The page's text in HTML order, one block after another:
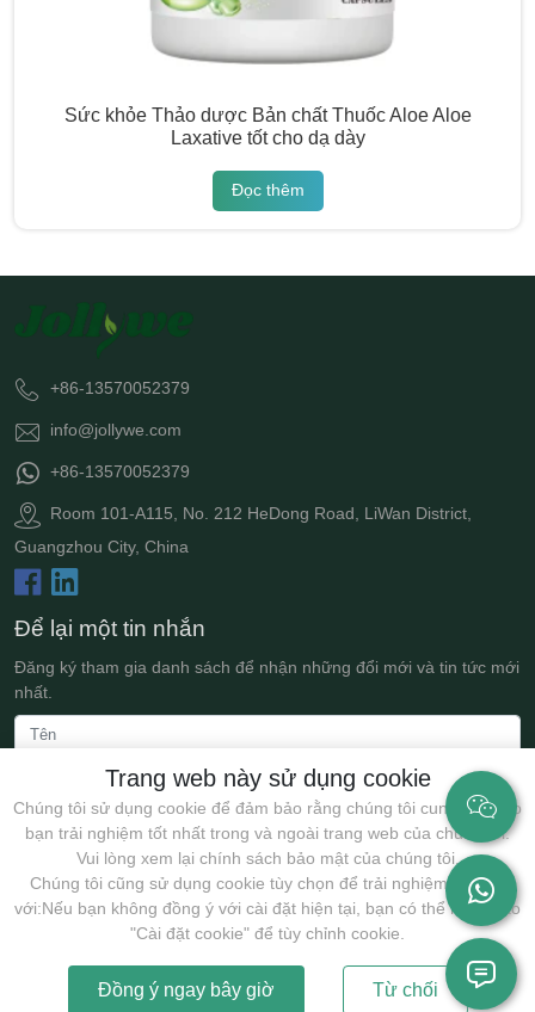
Sức khỏe Thảo dược Bản chất Thuốc Aloe Aloe
Laxative tốt cho dạ dày
Đọc thêm
Trang web này sử dụng cookie
Chúng tôi sử dụng cookie để đảm bảo rằng chúng tôi cung cấp cho
bạn trải nghiệm tốt nhất trong và ngoài trang web của chúng tôi.
Vui lòng xem lại chính sách bảo mật của chúng tôi.
Chúng tôi cũng sử dụng cookie tùy chọn để trải nghiệm tốt hơn
với:Nếu bạn không đồng ý với cài đặt hiện tại, bạn có thể nhấp vào
"Cài đặt cookie" để tùy chỉnh cookie.
Đồng ý ngay bây giờ Từ chối
+86-13570052379
info@jollywe.com
+86-13570052379
Room 101-A115, No. 212 HeDong Road, LiWan District,
Guangzhou City, China
Để lại một tin nhắn
Đăng ký tham gia danh sách để nhận những đổi mới và tin tức mới
nhất.
Bản quyền @2025 Guangzhou JollyWe Biotechnology Co., Ltd